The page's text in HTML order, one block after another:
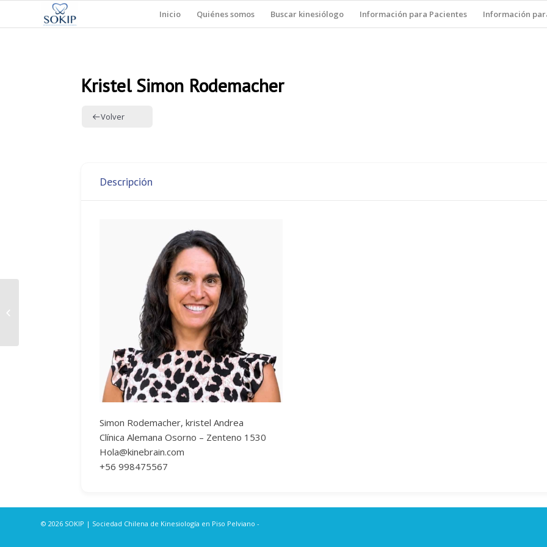
Inicio Quiénes somos Buscar kinesiólogo Información para Pacientes Información
Kristel Simon Rodemacher
Volver
Descripción
Simon Rodemacher, kristel Andrea
Clínica Alemana Osorno – Zenteno 1530
Hola@kinebrain.com
+56 998475567
© 2026 SOKIP | Sociedad Chilena de Kinesiología en Piso Pelviano -